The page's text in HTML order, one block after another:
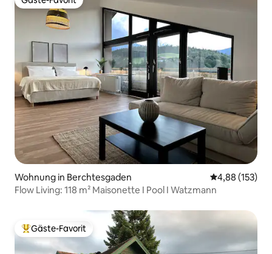
Gäste-Favorit
Wohnung in Berchtesgaden
4,88 (153)
Flow Living: 118 m² Maisonette I Pool I Watzmann
Beliebter Gäste-Favorit.
Gäste-Favorit